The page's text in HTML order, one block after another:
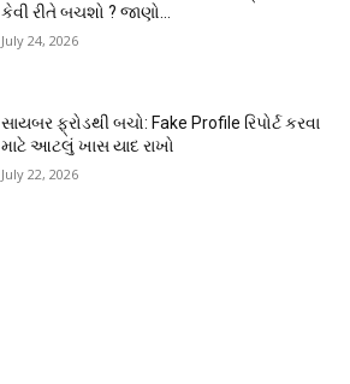
કેવી રીતે બચશો ? જાણો…
July 24, 2026
સાયબર ફ્રોડથી બચો: Fake Profile રિપોર્ટ કરવા
માટે આટલું ખાસ યાદ રાખો
July 22, 2026